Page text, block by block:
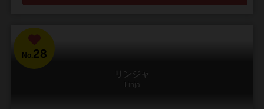
No.28
リンジャ
Linja